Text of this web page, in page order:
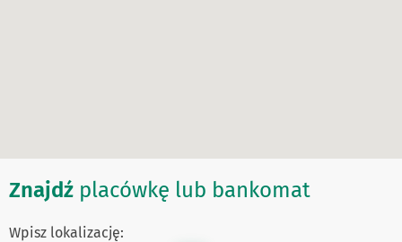
Znajdź placówkę lub bankomat
Wpisz lokalizację: